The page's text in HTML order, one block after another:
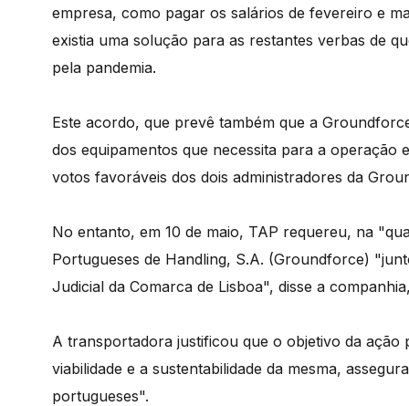
empresa, como pagar os salários de fevereiro e
existia uma solução para as restantes verbas de
pela pandemia.
Este acordo, que prevê também que a
dos equipamentos que necessita para a
votos favoráveis dos dois administradores da
No entanto, em 10 de maio, TAP requereu, na
Portugueses de Handling, S.A. (Groundforce)
Judicial da Comarca de Lisboa", disse a
A transportadora justificou que o objetivo da
viabilidade e a sustentabilidade da mesma,
portugueses".